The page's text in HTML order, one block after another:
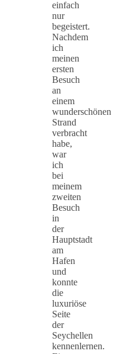
einfach
nur
begeistert.
Nachdem
ich
meinen
ersten
Besuch
an
einem
wunderschönen
Strand
verbracht
habe,
war
ich
bei
meinem
zweiten
Besuch
in
der
Hauptstadt
am
Hafen
und
konnte
die
luxuriöse
Seite
der
Seychellen
kennenlernen.